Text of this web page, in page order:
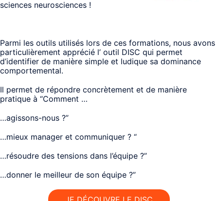
sciences neurosciences !
Parmi les outils utilisés lors de ces formations, nous avons
particulièrement apprécié l’ outil DISC qui permet
d’identifier de manière simple et ludique sa dominance
comportemental.
Il permet de répondre concrètement et de manière
pratique à “Comment …
…agissons-nous ?”
…mieux manager et communiquer ? “
…résoudre des tensions dans l’équipe ?”
…donner le meilleur de son équipe ?”